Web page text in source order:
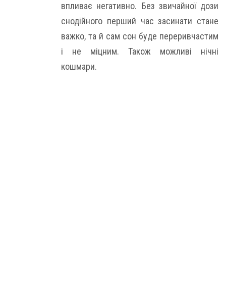
впливає негативно. Без звичайної дози
снодійного перший час засинати стане
важко, та й сам сон буде переривчастим
і не міцним. Також можливі нічні
кошмари.